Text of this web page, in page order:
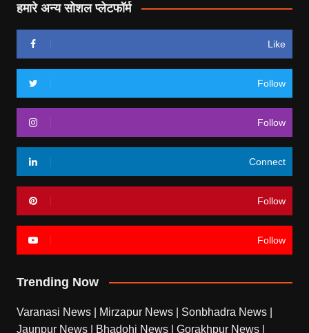
हमारे अन्य सोशल प्लेटफॉर्म
Like
Follow
Follow
Connect
Follow
Follow
Trending Now
Varanasi News Mirzapur News Sonbhadra News
Jaunpur News
Bhadohi News Gorakhpur News